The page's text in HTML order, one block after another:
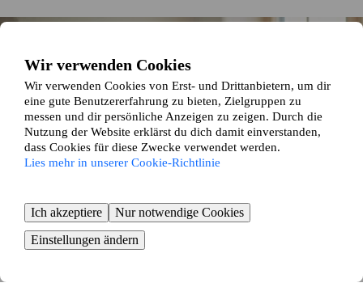
Wir verwenden Cookies
Wir verwenden Cookies von Erst- und Drittanbietern, um dir
eine gute Benutzererfahrung zu bieten, Zielgruppen zu
messen und dir persönliche Anzeigen zu zeigen. Durch die
Nutzung der Website erklärst du dich damit einverstanden,
dass Cookies für diese Zwecke verwendet werden.
Lies mehr in unserer Cookie-Richtlinie
Ich akzeptiere
Nur notwendige Cookies
Einstellungen ändern
So funktioniert es
Wir gleichen dein Zuhause und deine Wünsche mit den Angaben
unserer anderen Wohnungstauschenden ab und präsentieren dir
passende Tauschvorschläge die auf deinen Vorlieben basieren.
Erstelle deine Anzeige